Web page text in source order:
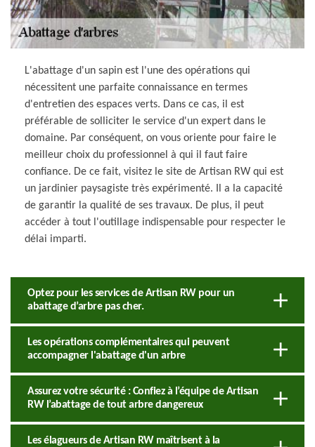
L'abattage d'un sapin est l'une des opérations qui
nécessitent une parfaite connaissance en termes
d'entretien des espaces verts. Dans ce cas, il est
préférable de solliciter le service d'un expert dans le
domaine. Par conséquent, on vous oriente pour faire le
meilleur choix du professionnel à qui il faut faire
confiance. De ce fait, visitez le site de Artisan RW qui est
un jardinier paysagiste très expérimenté. Il a la capacité
de garantir la qualité de ses travaux. De plus, il peut
accéder à tout l'outillage indispensable pour respecter le
délai imparti.
Optez pour les services de Artisan RW pour un
abattage d’arbre pas cher.
Les opérations complémentaires qui peuvent
accompagner l'abattage d'un arbre
Assurez votre sécurité : Confiez à l’équipe de Artisan
RW l’abattage de tout arbre dangereux
Les élagueurs de Artisan RW maîtrisent à la